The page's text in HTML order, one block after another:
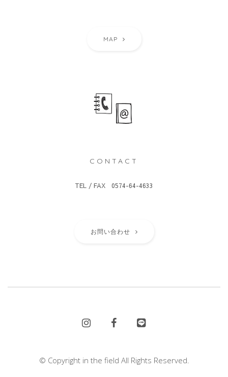
MAP
CONTACT
TEL / FAX 0574-64-4633
お問い合わせ
© Copyright in the field All Rights Reserved.